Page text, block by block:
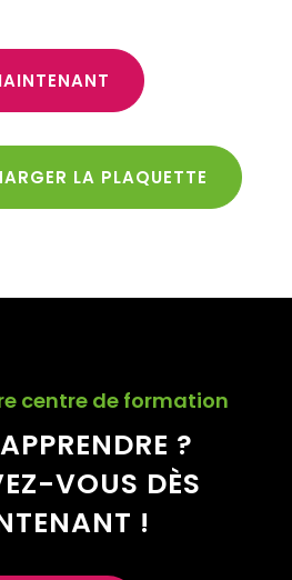
LA PLAQUETTE
centre de formation
?
VOUS DÈS
!